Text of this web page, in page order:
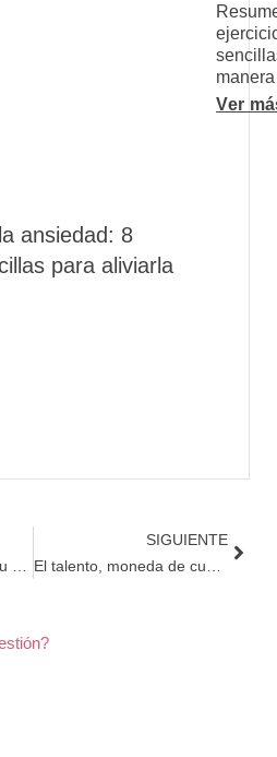
ansiedad: 8
para aliviarla
Ver
En algún momento de tu vida ¿Te has sentido como Aladdin? ese joven astuto e ingenioso con grandes sueños.
SIGUIENTE
El talento, moneda de cuenta para los griegos, moneda de cambio en las empresas